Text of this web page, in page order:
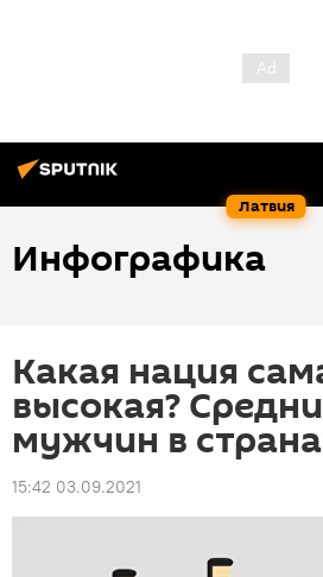
Латвия
Инфографика
Какая нация
высокая?
мужчин в
15:42 03.09.2021